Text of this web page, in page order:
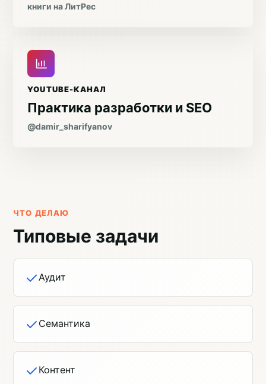
книги на ЛитРес
YOUTUBE-КАНАЛ
Практика разработки и SEO
@damir_sharifyanov
ЧТО ДЕЛАЮ
Типовые задачи
Аудит
Семантика
Контент